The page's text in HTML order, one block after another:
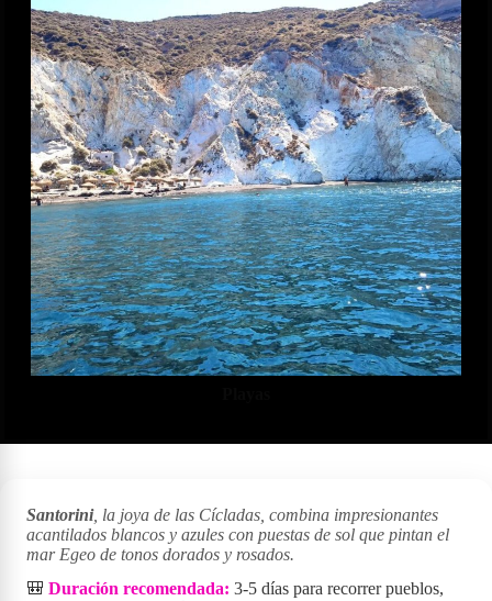
Santorini, la joya de las Cícladas, combina impresionantes
acantilados blancos y azules con puestas de sol que pintan el
mar Egeo de tonos dorados y rosados.
🎒 Duración recomendada: 3-5 días para recorrer pueblos,